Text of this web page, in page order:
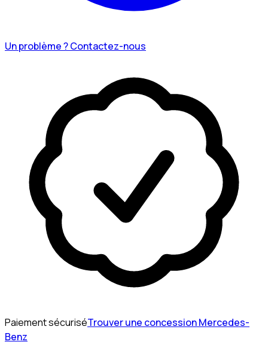
Un problème ? Contactez-nous
Paiement sécuriséTrouver une concession Mercedes-
Benz